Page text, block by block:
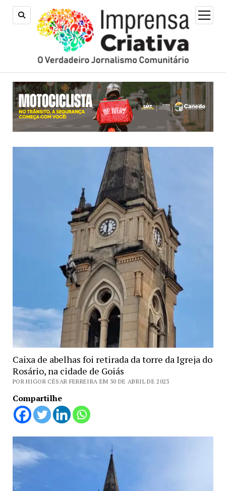
open
menu
Caixa de abelhas foi retirada da torre da Igreja do
Rosário, na cidade de Goiás
POR HIGOR CÉSAR FERREIRA EM 30 DE ABRIL DE 2023
Compartilhe